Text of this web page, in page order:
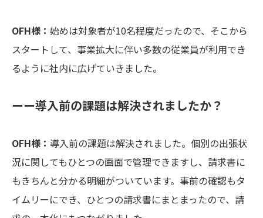
OFH様： 始めは対象者が10名程度だったので、そこから
スタートして、事業拡大に伴い多数の従業員が利用でき
るように社内に広げていきました。
ーー導入前の課題は解決されましたか？
OFH様： 導入前の課題は解決されました。個別の出張状
況に関してもひとつの画面で管理できますし、請求書に
もきちんと分かる明細がついています。事前の確認もタ
イムリーにでき、ひとつの請求書にまとまったので、請